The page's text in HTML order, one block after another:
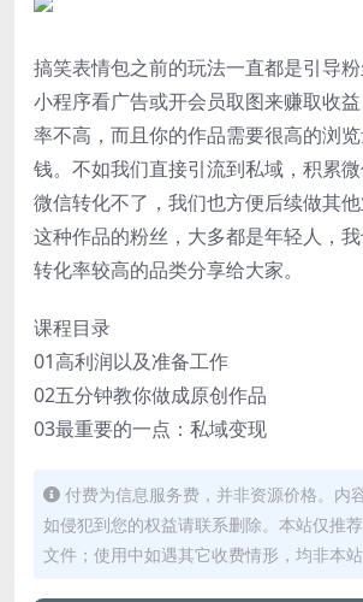
搞笑表情包之前的玩法一直都是引导
小程序看广告或开会员取图来赚取收
率不高，而且你的作品需要很高的浏
钱。不如我们直接引流到私域，积累
微信转化不了，我们也方便后续做其
这种作品的粉丝，大多都是年轻人，
转化率较高的品类分享给大家。
课程目录
01高利润以及准备工作
02五分钟教你做成原创作品
03最重要的一点：私域变现
付费为信息服务费，并非资源价格。内
如侵犯到您的权益请联系删除。本站仅推
文件；使用中如遇其它收费情形，均非本